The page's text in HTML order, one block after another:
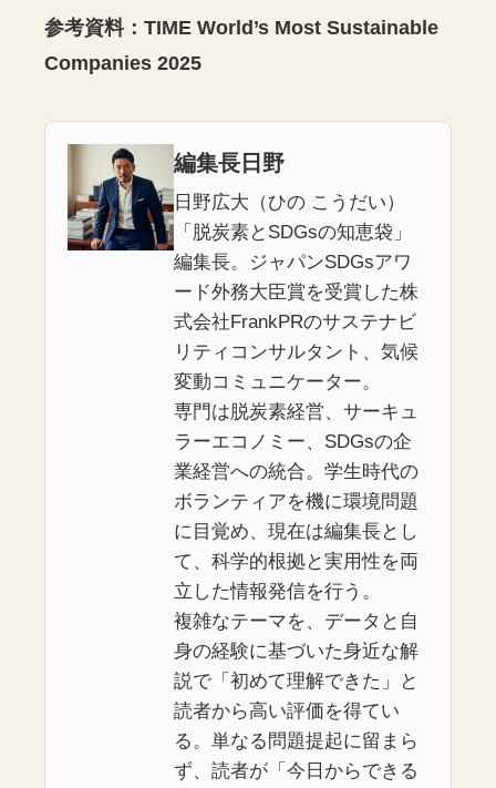
参考資料：TIME World’s Most Sustainable
Companies 2025
編集長日野
日野広大（ひの こうだい）
「脱炭素とSDGsの知恵袋」
編集長。ジャパンSDGsアワ
ード外務大臣賞を受賞した株
式会社FrankPRのサステナビ
リティコンサルタント、気候
変動コミュニケーター。
専門は脱炭素経営、サーキュ
ラーエコノミー、SDGsの企
業経営への統合。学生時代の
ボランティアを機に環境問題
に目覚め、現在は編集長とし
て、科学的根拠と実用性を両
立した情報発信を行う。
複雑なテーマを、データと自
身の経験に基づいた身近な解
説で「初めて理解できた」と
読者から高い評価を得てい
る。単なる問題提起に留まら
ず、読者が「今日からできる